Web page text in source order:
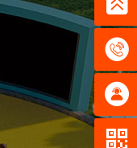
乐发lv产品库